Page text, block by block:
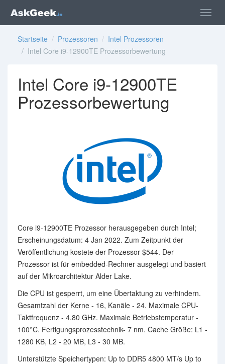
Startseite / Prozessoren / Intel Prozessoren
/ Intel Core i9-12900TE Prozessorbewertung
Intel Core i9-12900TE
Prozessorbewertung
Core i9-12900TE Prozessor herausgegeben durch Intel;
Erscheinungsdatum: 4 Jan 2022. Zum Zeitpunkt der
Veröffentlichung kostete der Prozessor $544. Der
Prozessor ist für embedded-Rechner ausgelegt und basiert
auf der Mikroarchitektur Alder Lake.
Die CPU ist gesperrt, um eine Übertaktung zu verhindern.
Gesamtzahl der Kerne - 16, Kanäle - 24. Maximale CPU-
Taktfrequenz - 4.80 GHz. Maximale Betriebstemperatur -
100°C. Fertigungsprozesstechnik- 7 nm. Cache Größe: L1 -
1280 KB, L2 - 20 MB, L3 - 30 MB.
Unterstützte Speichertypen: Up to DDR5 4800 MT/s Up to